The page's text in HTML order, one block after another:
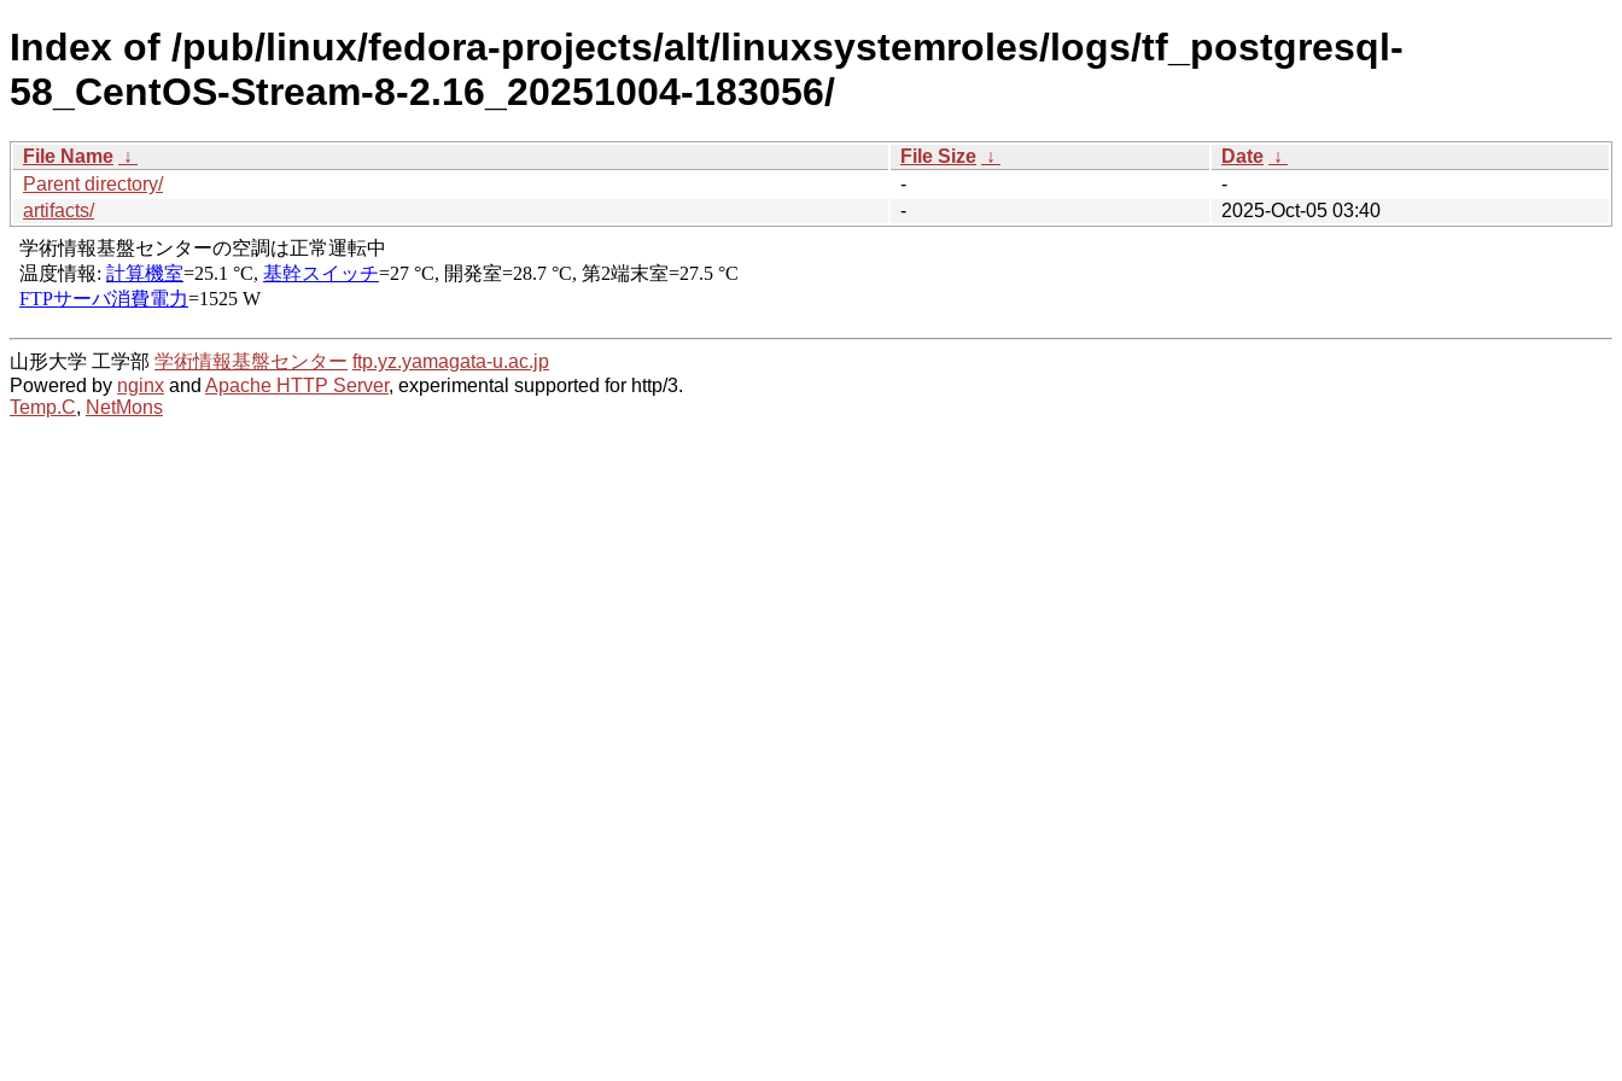
Index of /pub/linux/fedora-projects/alt/linuxsystemroles/logs/tf_postgresql-
58_CentOS-Stream-8-2.16_20251004-183056/
File Name ↓ File Size ↓ Date ↓
Parent directory/
-
-
artifacts/
- 2025-Oct-05 03:40
山形大学 工学部 学術情報基盤センター ftp.yz.yamagata-u.ac.jp
Powered by nginx and Apache HTTP Server, experimental supported for http/3.
Temp.C, NetMons